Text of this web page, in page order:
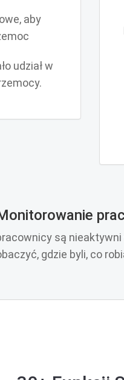
aby
udział w
są
gdzie byli, co